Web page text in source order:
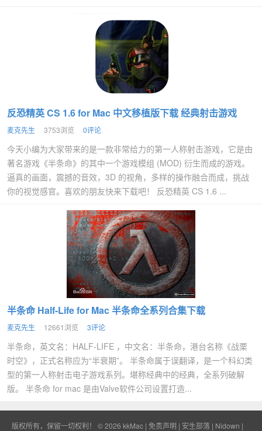
反恐精英 CS 1.6 for Mac 中文移植版下载 经典射击游戏
麦克先生 3753浏览 0评论
今天小编为大家带来的是一款非常给力的第一人称射击游戏，它是由
著名游戏《半条命》的其中一个游戏模组 (MOD) 衍生而成的游戏。
逼真的画面，震撼的音效，3D 的视角，多样的操作融合而成，挑战
你的视觉感官。喜欢的朋友快来下载吧！ 反恐精英 CS 1.6 ...
半条命 Half-Life for Mac 半条命全系列合集下载
麦克先生 12661浏览 3评论
半条命，英文名：HALF-LIFE ，中文名：半条命，港台名称《战栗
时空》，正式名称应为“半衰期”。 半条命属于误翻译，是一个科幻类
型的第一人称射击电子游戏系列。堪称经典中的经典，全系列破解
版。 半条命 for mac 是由Valve软件公司设置打造...
版权所有，保留一切权利！ © 2026 kkMac | 免责声明 | 安生部落 | Nidown |